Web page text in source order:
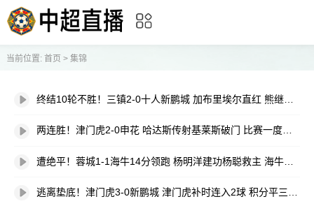
当前位置: 首页 > 集锦
终结10轮不胜！三镇2-0十人新鹏城 加布里埃尔直红 熊继政破门
两连胜！津门虎2-0申花 哈达斯传射基莱斯破门 比赛一度暂停1小时
遭绝平！蓉城1-1海牛14分领跑 杨明洋建功杨聪救主 海牛仍倒数第3
逃离垫底！津门虎3-0新鹏城 津门虎补时连入2球 积分平三镇升第15